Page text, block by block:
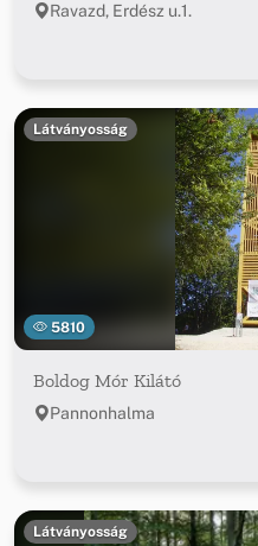
Ravazd, Erdész u.1.
5810
Látványosság
Boldog Mór Kilátó
Pannonhalma
Látványosság